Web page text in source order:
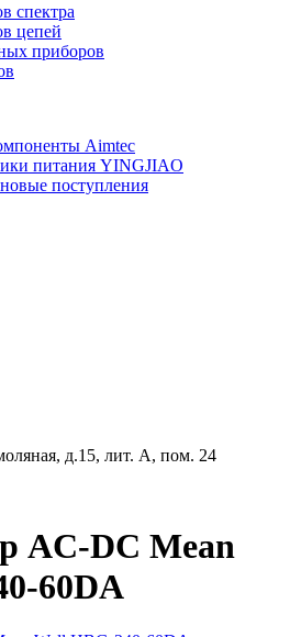
спектра
цепей
приборов
Aimtec
питания YINGJIAO
поступления
д.15, лит. А, пом. 24
AC-DC Mean
60DA